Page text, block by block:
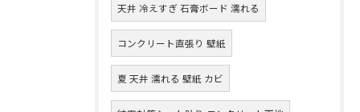
天井 冷えすぎ 石膏ボード 濡れる
コンクリート直張り 壁紙
夏 天井 濡れる 壁紙 カビ